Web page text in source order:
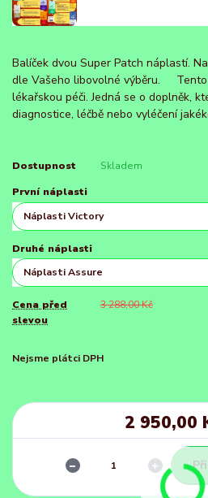
Balíček dvou Super Patch náplastí.
dle Vašeho libovolné výběru. Tento
lékařskou péči. Jedná se o doplněk,
diagnostice, léčbě nebo vyléčení
Dostupnost Skladem
První náplasti
Druhé náplasti
Cena před
slevou
3 288,00 Kč
Nejsme plátci DPH
2 950,00